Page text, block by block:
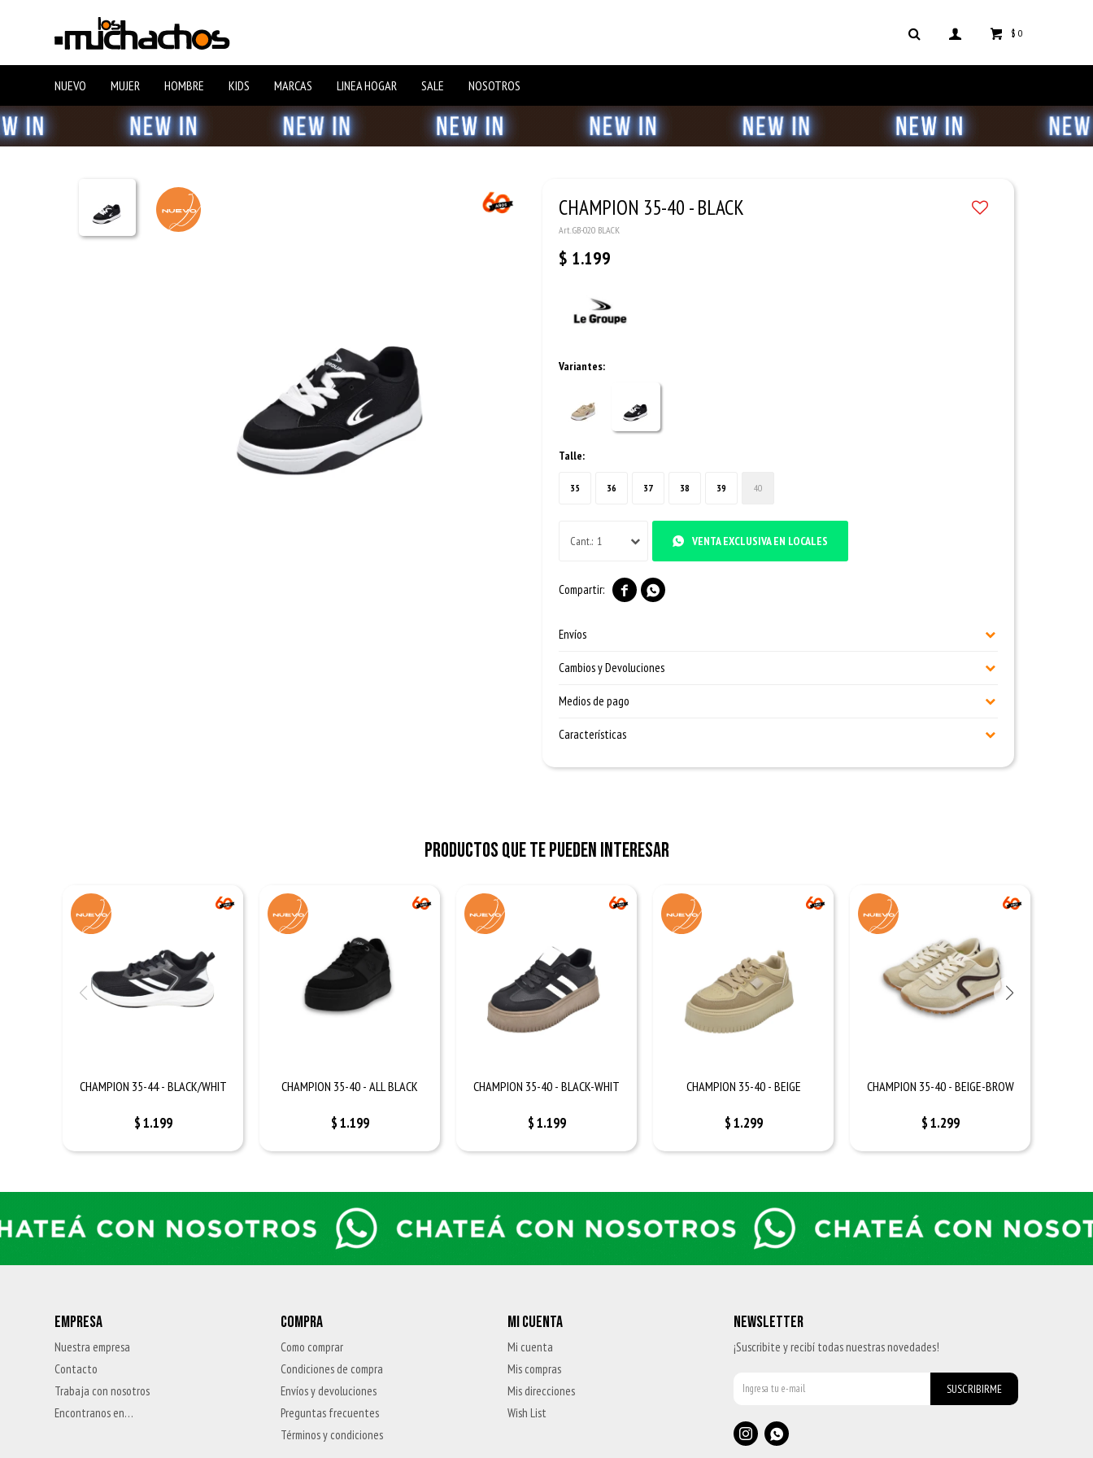
NUEVO MUJER HOMBRE KIDS MARCAS LINEA HOGAR SALE NOSOTROS
$ 0
CHAMPION 35-40 - BLACK
GB-020 BLACK
$ 1.199
Variantes:
Talle:
35 36 37 38 39 40
1 VENTA EXCLUSIVA EN LOCALES
 
Envíos
Cambios y Devoluciones
Medios de pago
Características
Productos que te pueden interesar
CHAMPION 35-44 - BLACK/WHIT
$1.199
CHAMPION 35-40 - ALL BLACK
$1.199
CHAMPION 35-40 - BLACK-WHIT
$1.199
CHAMPION 35-40 - BEIGE
$1.299
CHAMPION 35-40 - BEIGE-BROW
$1.299
EMPRESA
Nuestra empresa
Contacto
Trabaja con nosotros
Encontranos en…
COMPRA
Como comprar
Condiciones de compra
Envíos y devoluciones
Preguntas frecuentes
Términos y condiciones
MI CUENTA
Mi cuenta
Mis compras
Mis direcciones
Wish List
NEWSLETTER
¡Suscribite y recibí todas nuestras novedades!
SUSCRIBIRME
 